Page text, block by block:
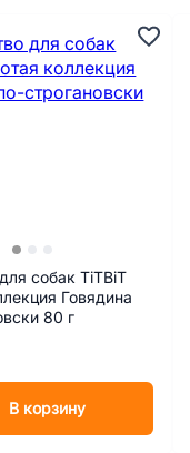
собак TiTBiT
Говядина
80 г
В корзину